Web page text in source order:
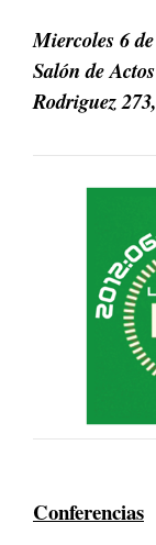
Miercoles 6
Salón de
Rodriguez
Conferencias